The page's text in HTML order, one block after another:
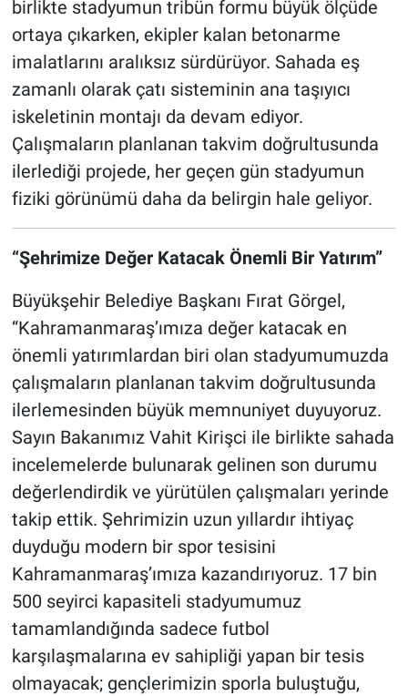
birlikte stadyumun tribün formu büyük ölçüde
ortaya çıkarken, ekipler kalan betonarme
imalatlarını aralıksız sürdürüyor. Sahada eş
zamanlı olarak çatı sisteminin ana taşıyıcı
iskeletinin montajı da devam ediyor.
Çalışmaların planlanan takvim doğrultusunda
ilerlediği projede, her geçen gün stadyumun
fiziki görünümü daha da belirgin hale geliyor.
“Şehrimize Değer Katacak Önemli Bir Yatırım”
Büyükşehir Belediye Başkanı Fırat Görgel,
“Kahramanmaraş’ımıza değer katacak en
önemli yatırımlardan biri olan stadyumumuzda
çalışmaların planlanan takvim doğrultusunda
ilerlemesinden büyük memnuniyet duyuyoruz.
Sayın Bakanımız Vahit Kirişci ile birlikte sahada
incelemelerde bulunarak gelinen son durumu
değerlendirdik ve yürütülen çalışmaları yerinde
takip ettik. Şehrimizin uzun yıllardır ihtiyaç
duyduğu modern bir spor tesisini
Kahramanmaraş’ımıza kazandırıyoruz. 17 bin
500 seyirci kapasiteli stadyumumuz
tamamlandığında sadece futbol
karşılaşmalarına ev sahipliği yapan bir tesis
olmayacak; gençlerimizin sporla buluştuğu,